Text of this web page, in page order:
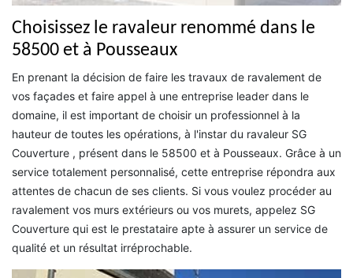
Choisissez le ravaleur renommé dans le
58500 et à Pousseaux
En prenant la décision de faire les travaux de ravalement de
vos façades et faire appel à une entreprise leader dans le
domaine, il est important de choisir un professionnel à la
hauteur de toutes les opérations, à l'instar du ravaleur SG
Couverture , présent dans le 58500 et à Pousseaux. Grâce à un
service totalement personnalisé, cette entreprise répondra aux
attentes de chacun de ses clients. Si vous voulez procéder au
ravalement vos murs extérieurs ou vos murets, appelez SG
Couverture qui est le prestataire apte à assurer un service de
qualité et un résultat irréprochable.